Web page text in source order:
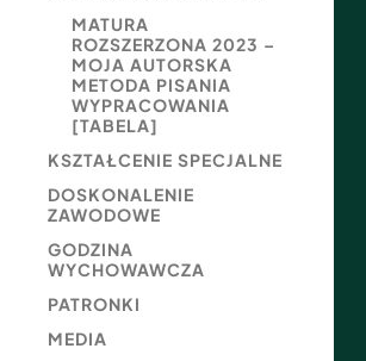
MATURA
ROZSZERZONA 2023 –
MOJA AUTORSKA
METODA PISANIA
WYPRACOWANIA
[TABELA]
KSZTAŁCENIE SPECJALNE
DOSKONALENIE
ZAWODOWE
GODZINA
WYCHOWAWCZA
PATRONKI
MEDIA